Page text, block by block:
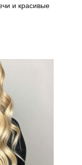
и красивые